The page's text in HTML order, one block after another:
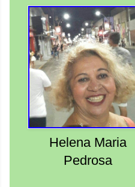
Helena Maria
Pedrosa